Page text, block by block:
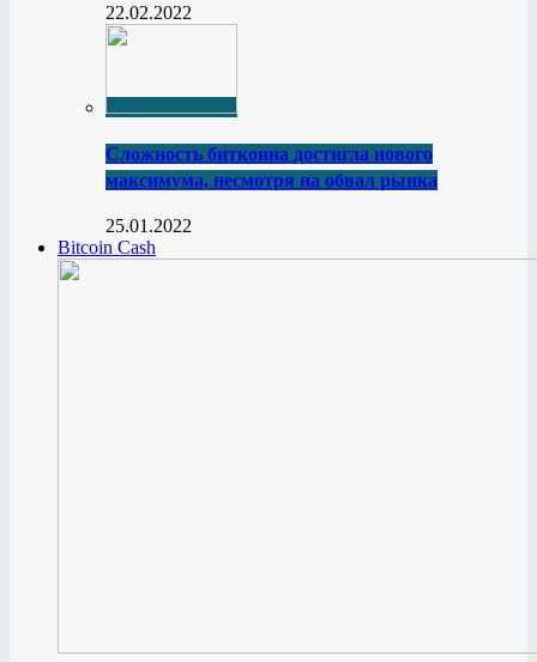
22.02.2022
Сложность биткоина достигла нового
максимума, несмотря на обвал рынка
25.01.2022
Bitcoin Cash